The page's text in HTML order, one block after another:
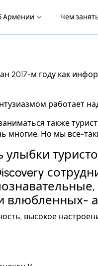
Армении Чем
2017-м году как
работает
также
многие. Но мы все-
влюбленных-
высокое